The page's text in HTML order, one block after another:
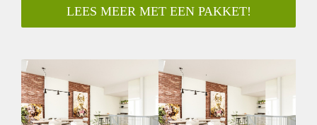
Omschrijving
Dit appartement is gelegen op de begane grond aan de
appartement heeft een ruime entresol van ca. 23m2 met
daaronder een badkamer met douche, wastafel, toilet en
wasmachine aansluiting.
Tevens heeft u vanuit de woonkamer toegang tot een kleine
LEES MEER MET EEN PAKKET!